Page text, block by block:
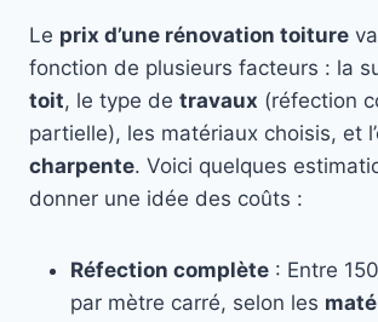
Le prix d’une rénovation toiture
fonction de plusieurs facteurs : la
toit, le type de travaux (réfection
partielle), les matériaux choisis, et
charpente. Voici quelques
donner une idée des coûts :
Réfection complète : Entre
par mètre carré, selon les